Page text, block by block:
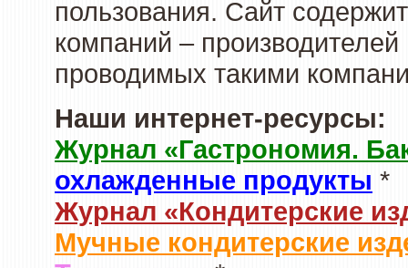
пользования. Сайт
компаний –
проводимых такими
Наши интернет-ресурсы:
Журнал «Гастрономия.
охлажденные продукты *
Журнал «Кондитерские
Мучные кондитерские